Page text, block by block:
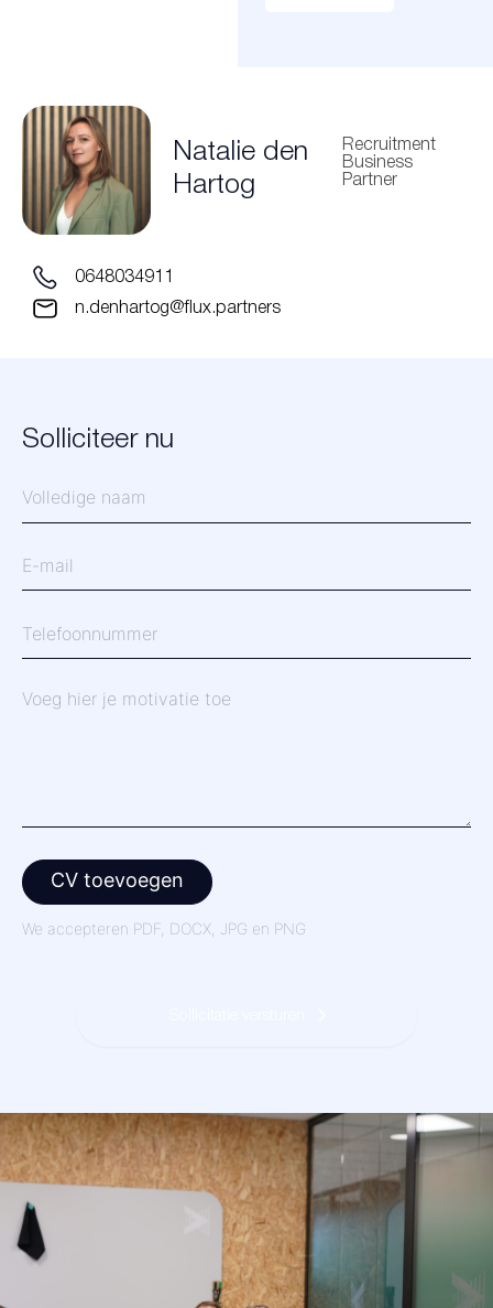
Natalie den
Hartog
Recruitment
Business
Partner
0648034911
n.denhartog@flux.partners
Solliciteer nu
Volledige
E-
mail
Telefoonnummer
*
Motivatie
CV CV toevoegen
We accepteren PDF, DOCX, JPG en PNG